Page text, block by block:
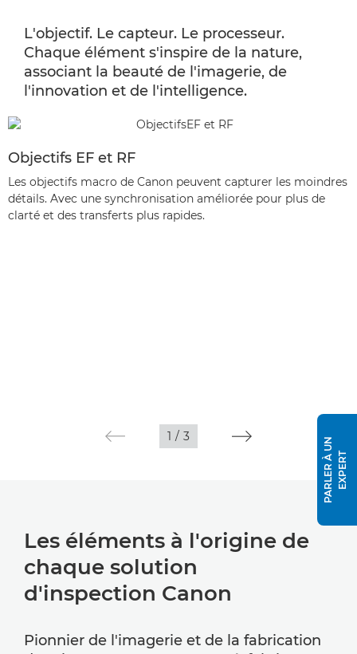
L'objectif. Le capteur. Le processeur.
Chaque élément s'inspire de la nature,
associant la beauté de l'imagerie, de
l'innovation et de l'intelligence.
Objectifs EF et RF
Les objectifs macro de Canon peuvent capturer les moindres
détails. Avec une synchronisation améliorée pour plus de
clarté et des transferts plus rapides.
1 / 3
Les éléments à l'origine de
chaque solution
d'inspection Canon
Pionnier de l'imagerie et de la fabrication
P
A
R
L
E
R
À
U
N
E
X
P
E
RT